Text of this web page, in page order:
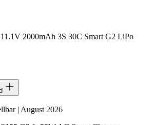
11.1V 2000mAh 3S 30C Smart G2 LiPo
| August 2026